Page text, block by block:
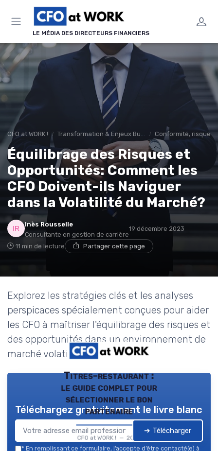
LE MÉDIA DES DIRECTEURS FINANCIERS
CFO at WORK ! Transformation & Enjeux Business Conformité, risques
Équilibrage des Risques et
Opportunités: Comment les
CFO Doivent-ils Naviguer
dans la Volatilité du Marché?
Inès Rousselle
Consultante en gestion de carrière
19 décembre 2023
11 min de lecture Partager cette page
Explorez les stratégies clés et les analyses
perspicaces spécialement conçues pour aider
les CFO à maîtriser l'équilibrage des risques et
des opportunités dans un environnement de
marché volatile.
Titres-restaurant :
le guide complet pour
sélectionner le bon
partenaire
CFO at WORK ! — 2026
Téléchargez gratuitement le livre blanc
➔ Télécharger
* En remplissant ce formulaire, j’accepte d’être contacté(e) à
Panneau de gestion des cookies